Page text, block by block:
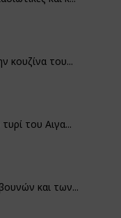
κουζίνα του...
του Αιγα...
και των...